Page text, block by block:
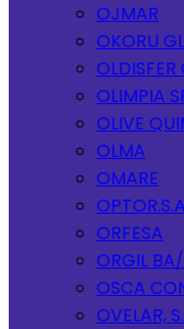
OJMAR
OKORU
OLDISFER
OLIMPIA
OLIVE
OLMA
OMARE
ORFESA
ORGIL
OSCA
OVELAR,